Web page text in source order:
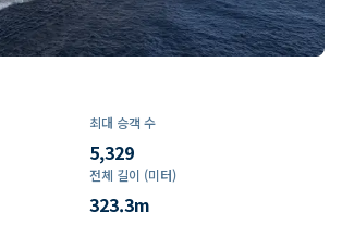
최대 승객 수
5,329
전체 길이 (미터)
323.3m